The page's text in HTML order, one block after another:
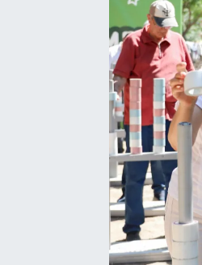
Son Dakika Haberleri
Haber Arşivi